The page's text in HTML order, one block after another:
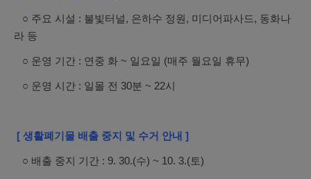
○ 주요 시설 : 불빛터널, 은하수 정원, 미디어파사드, 동화나
라 등
○ 운영 기간 : 연중 화 ~ 일요일 (매주 월요일 휴무)
○ 운영 시간 : 일몰 전 30분 ~ 22시
[ 생활폐기물 배출 중지 및 수거 안내 ]
○ 배출 중지 기간 : 9. 30.(수) ~ 10. 3.(토)